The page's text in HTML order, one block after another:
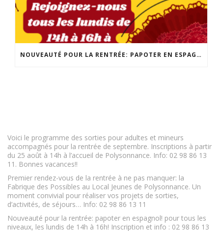
NOUVEAUTÉ POUR LA RENTRÉE: PAPOTER EN ESPAGNOL! POUR TOUS LES NIVEAUX, LES LUNDIS DE 14H À 16H! INSCRIPTION ET INFO : 02 98 86 13 11
Voici le programme des sorties pour adultes et mineurs
accompagnés pour la rentrée de septembre. Inscriptions à partir
du 25 août à 14h à l’accueil de Polysonnance. Info: 02 98 86 13
11. Bonnes vacances!!
Premier rendez-vous de la rentrée à ne pas manquer: la
Fabrique des Possibles au Local Jeunes de Polysonnance. Un
moment convivial pour réaliser vos projets de sorties,
d’activités, de séjours… Info: 02 98 86 13 11
Nouveauté pour la rentrée: papoter en espagnol! pour tous les
niveaux, les lundis de 14h à 16h! Inscription et info : 02 98 86 13